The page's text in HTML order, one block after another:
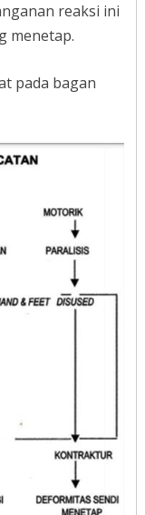
reaksi ini
menetap.
pada bagan